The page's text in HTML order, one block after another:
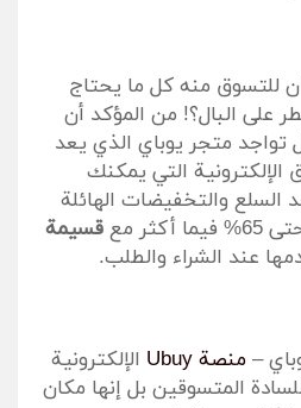
للتسوق منه كل ما يحتاج
على البال؟! من المؤكد أن
متجر يوباي الذي يعد
التي يمكنك
السلع والتخفيضات الهائلة
قسيمة
عند الشراء والطلب.
– منصة Ubuy
الإلكترونية
المتسوقين بل إنها مكان